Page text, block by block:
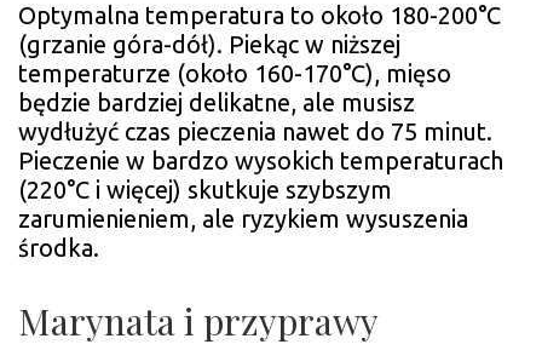
Optymalna temperatura to około 180-200°C
(grzanie góra-dół). Piekąc w niższej
temperaturze (około 160-170°C), mięso
będzie bardziej delikatne, ale musisz
wydłużyć czas pieczenia nawet do 75 minut.
Pieczenie w bardzo wysokich temperaturach
(220°C i więcej) skutkuje szybszym
zarumienieniem, ale ryzykiem wysuszenia
środka.
Marynata i przyprawy